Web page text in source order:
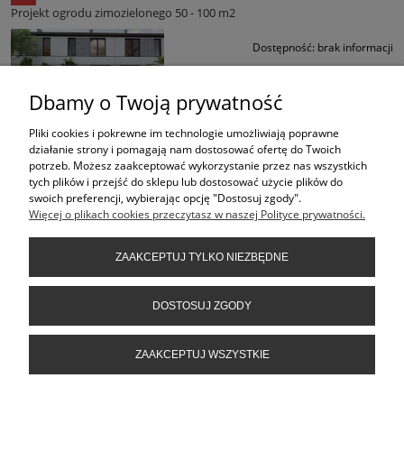
Projekt ogrodu zimozielonego 50 - 100 m2
Dostępność: brak informacji
Cena regularna:
Najniższa cena:
399,00 zł
Projekt ogrodu zimozielonego 50 - 100 m2 - lustrzane odbicie
Dostępność:brak informacji
Dbamy o Twoją prywatność
Pliki cookies i pokrewne im technologie umożliwiają poprawne
działanie strony i pomagają nam dostosować ofertę do Twoich
potrzeb. Możesz zaakceptować wykorzystanie przez nas wszystkich
tych plików i przejść do sklepu lub dostosować użycie plików do
swoich preferencji, wybierając opcję "Dostosuj zgody".
Więcej o plikach cookies przeczytasz w naszej Polityce prywatności.
ZAAKCEPTUJ TYLKO NIEZBĘDNE
DOSTOSUJ ZGODY
ZAAKCEPTUJ WSZYSTKIE